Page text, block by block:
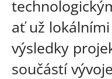
ať už
výsledky
součástí